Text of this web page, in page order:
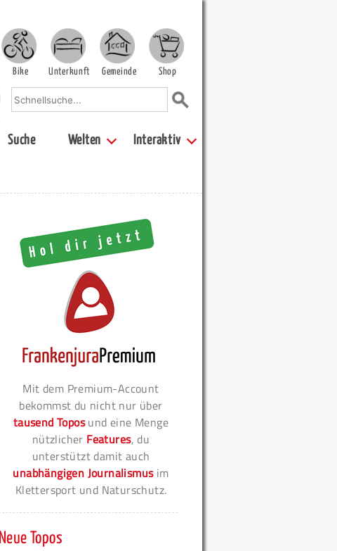
Bike Unterkunft Gemeinde Shop
Suche Welten Interaktiv
Mit dem Premium-Account
bekommst du nicht nur über
tausend Toposund eine Menge
nützlicher Features, du
unterstützt damit auch
unabhängigen Journalismusim
Klettersport und Naturschutz.
Neue Topos